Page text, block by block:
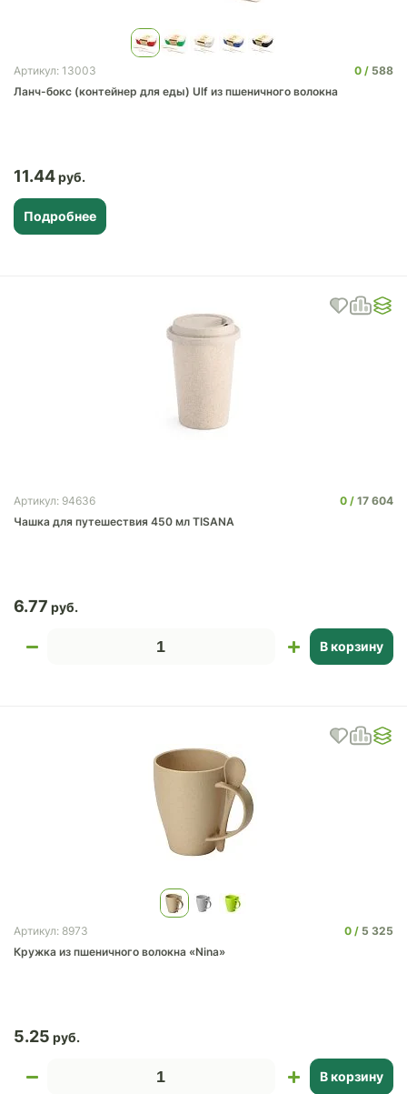
Артикул: 13003 0
588
Ланч-бокс (контейнер для еды) Ulf из пшеничного волокна
11.44
Подробнее
Артикул: 94636 0
17 604
Чашка для путешествия 450 мл TISANA
6.77
В корзину
Артикул: 8973 0
5 325
Кружка из пшеничного волокна «Nina»
5.25
В корзину